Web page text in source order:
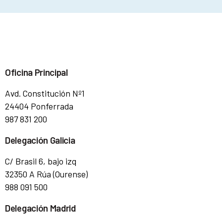
Oficina Principal
Avd. Constitución Nº1
24404 Ponferrada
987 831 200
Delegación Galicia
C/ Brasil 6, bajo izq
32350 A Rúa (Ourense)
988 091 500
Delegación Madrid